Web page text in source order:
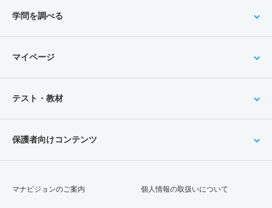
学問を調べる
マイページ
テスト・教材
保護者向けコンテンツ
マナビジョンのご案内 個人情報の取扱いについて